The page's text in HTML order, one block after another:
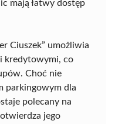
mają łatwy dostęp
Ciuszek” umożliwia
kredytowymi, co
Choć nie
parkingowym dla
polecany na
jego